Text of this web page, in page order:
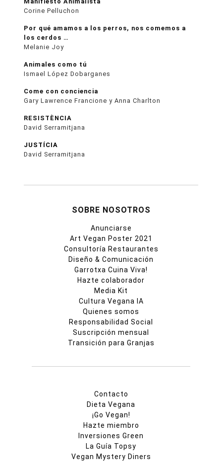
Corine Pelluchon
Por qué amamos a los perros, nos comemos a
los cerdos …
Melanie Joy
Animales como tú
Ismael López Dobarganes
Come con conciencia
Gary Lawrence Francione y Anna Charlton
RESISTÈNCIA
David Serramitjana
JUSTÍCIA
David Serramitjana
SOBRE NOSOTROS
Anunciarse
Art Vegan Poster 2021
Consultoría Restaurantes
Diseño & Comunicación
Garrotxa Cuina Viva!
Hazte colaborador
Media Kit
Cultura Vegana IA
Quienes somos
Responsabilidad Social
Suscripción mensual
Transición para Granjas
Contacto
Dieta Vegana
¡Go Vegan!
Hazte miembro
Inversiones Green
La Guía Topsy
Vegan Mystery Diners